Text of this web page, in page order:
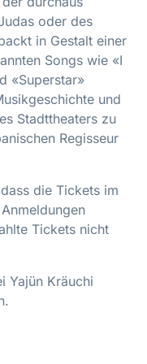
oder des
in Gestalt einer
Songs wie «I
«Superstar»
und
Stadttheaters zu
Regisseur
die Tickets im
Tickets nicht
Yajün Kräuchi